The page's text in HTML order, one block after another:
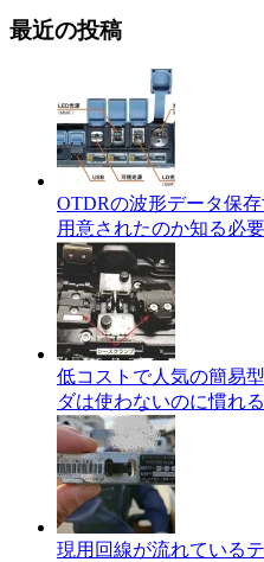
最近の投稿
OTDRの波形データ保
用意されたのか知る必
低コストで人気の簡易
ダは使わないのに慣れ
現用回線が流れている